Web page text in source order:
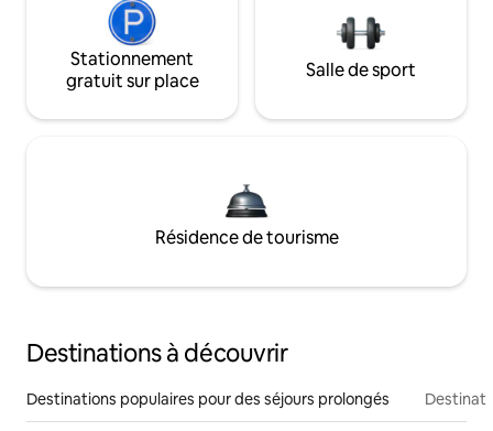
Stationnement
gratuit sur place
Salle de sport
Résidence de tourisme
Destinations à découvrir
Destinations populaires pour des séjours prolongés